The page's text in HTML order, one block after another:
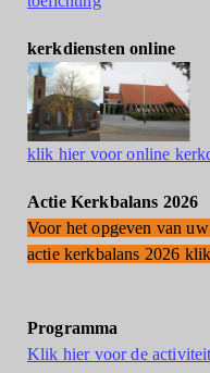
kerkdiensten online
klik hier voor online
Actie Kerkbalans 2026
Voor het opgeven van
actie kerkbalans 2026
Programma
Klik hier voor de